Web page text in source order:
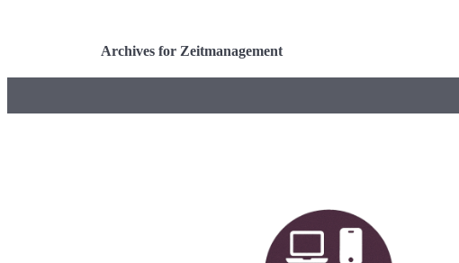
Archives for Zeitmanagement